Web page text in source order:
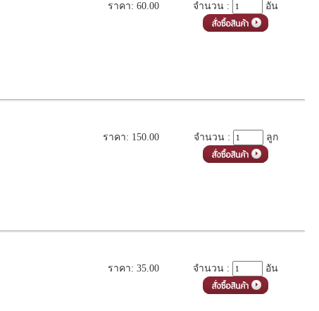
ราคา: 60.00 จำนวน : อัน
ราคา: 150.00 จำนวน : ลูก
ราคา: 35.00 จำนวน : อัน